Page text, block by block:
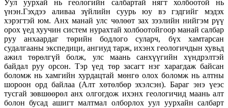
Уул уурхай нь геологийн салбартай нягт холбоотой нь
үнэн.Гэхдээ аливаа зүйлийн суурь юу вэ гэдгийг мэдэх
хэрэгтэй юм. Анх манай улс чөлөөт зах зээлийн нийгэм рүү
орох үед хуучин систем нурахтай холбоотойгоор манай салбар
руу анхаардаг төрийн бодлого суларч, бүх хамтарсан
судалгааны экспедици, ангиуд тарж, ихэнх геологичдын хувьд
ажил төрөлгүй болж, улс маань санхүүгийн хүндрэлтэй
байдал руу орсон. Тэр үед төр засагт нэг харагдаж байсан
боломж нь хамгийн хурдацтай мөнгө олох боломж нь алтны
шороон орд байлаа (Алт хөтөлбөр эхэлсэн). Бараг энэ үеэс
тусгай зөвшөөрөл анх олгогдож ихэнх геологичид маань алт
болон бусад ашигт малтмал олборлох уул уурхайн салбарт